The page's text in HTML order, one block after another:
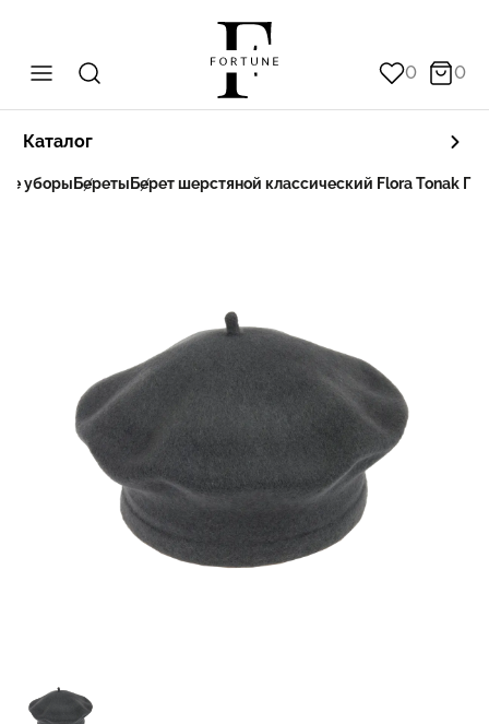
0 0
Каталог
уборы Береты Берет шерстяной классический Flora Tonak